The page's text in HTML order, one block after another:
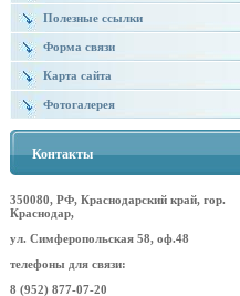
Полезные ссылки
Форма связи
Карта сайта
Фотогалерея
Контакты
350080, РФ, Краснодарский край, гор.
Краснодар,
ул. Симферопольская 58, оф.48
телефоны для связи:
8 (952) 877-07-20